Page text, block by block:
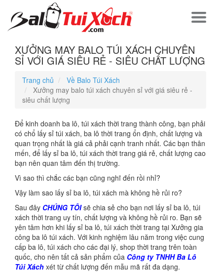
XƯỞNG MAY BALO TÚI XÁCH CHUYÊN
SỈ VỚI GIÁ SIÊU RẺ - SIÊU CHẤT LƯỢNG
Trang chủ
Về Balo Túi Xách
Xưởng may balo túi xách chuyên sỉ với giá siêu rẻ -
siêu chất lượng
Để kinh doanh ba lô, túi xách thời trang thành công, bạn phải
có chổ lấy sỉ túi xách, ba lô thời trang ổn định, chất lượng và
quan trọng nhất là giá cả phải cạnh tranh nhất. Các bạn thân
mến, để lấy sỉ ba lô, túi xách thời trang giá rẻ, chất lượng cao
bạn nên quan tâm đến thị trường.
Vì sao thì chắc các bạn cũng nghĩ đến rồi nhỉ?
Vậy làm sao lấy sỉ ba lô, túi xách mà không hề rủi ro?
Sau đây CHÚNG TÔIsẽ chia sẻ cho bạn nơi lấy sỉ ba lô, túi
xách thời trang uy tín, chất lượng và không hề rủi ro. Bạn sẽ
yên tâm hơn khi lấy sỉ ba lô, túi xách thời trang tại Xưởng gia
công ba lô túi xách. Với kinh nghiệm lâu năm trong việc cung
cấp ba lô, túi xách cho các đại lý, shop thời trang trên toàn
quốc, cho nên tất cả sản phẩm của Công ty TNHH Ba Lô
Túi Xách xét từ chất lượng đến mẫu mã rất đa dạng.